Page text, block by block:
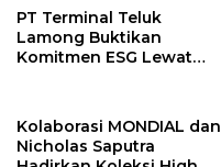
PT Terminal Teluk
Lamong Buktikan
Komitmen ESG Lewat
Kolaborasi MONDIAL dan
Nicholas Saputra